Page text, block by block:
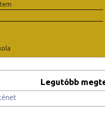
Legutóbb